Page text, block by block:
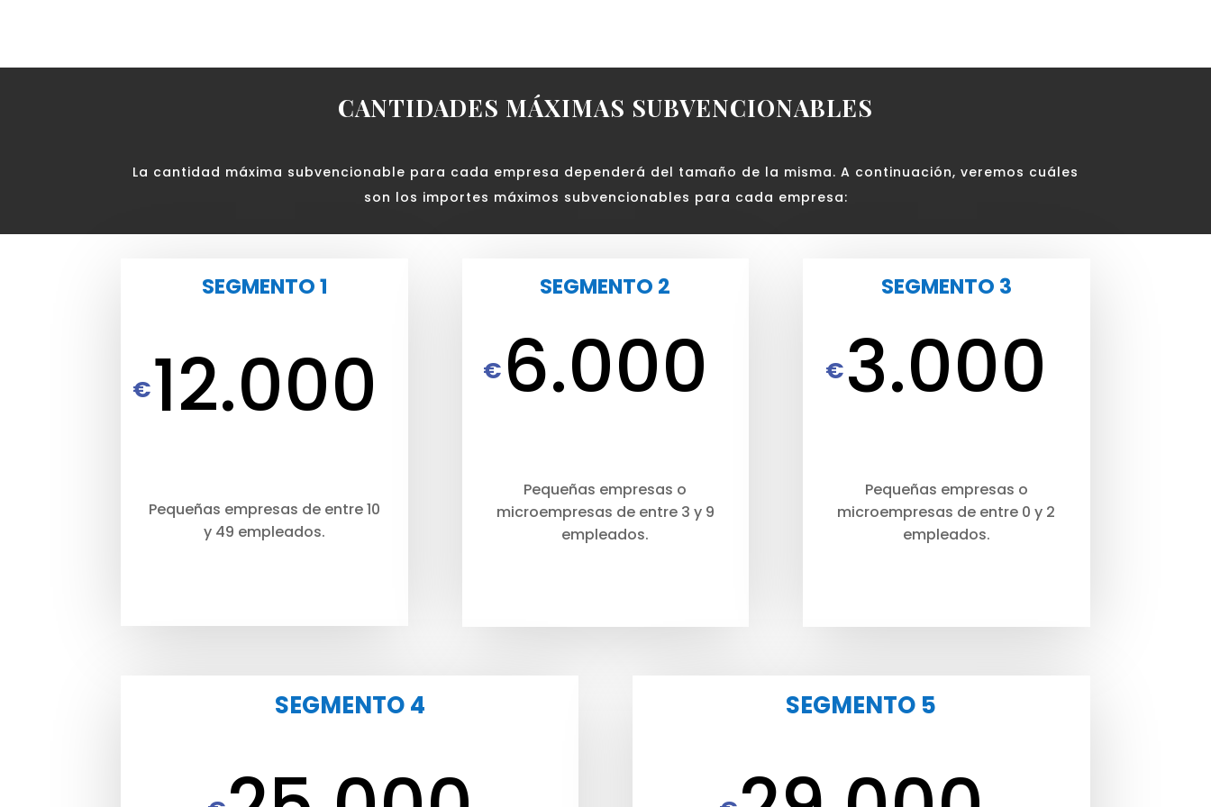
CANTIDADES MÁXIMAS SUBVENCIONABLES
La cantidad máxima subvencionable para cada empresa dependerá del tamaño de la misma. A continuación, veremos cuáles
son los importes máximos subvencionables para cada empresa:
SEGMENTO 1
€12.000
Pequeñas empresas de entre 10
y 49 empleados.
SEGMENTO 2
€ 6.000
Pequeñas empresas o
microempresas de entre 3 y 9
empleados.
SEGMENTO 3
€3.000
Pequeñas empresas o
microempresas de entre 0 y 2
empleados.
SEGMENTO 4 SEGMENTO 5